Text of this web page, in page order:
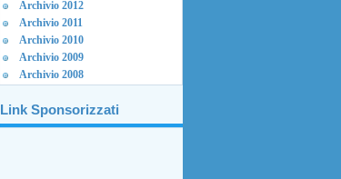
Archivio 2012
Archivio 2011
Archivio 2010
Archivio 2009
Archivio 2008
Link Sponsorizzati